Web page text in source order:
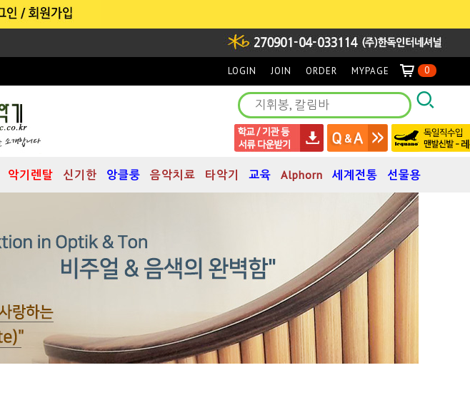
LOGIN JOIN ORDER MYPAGE 0
악기렌탈 신기한 앙클룽 음악치료 타악기 교육 Alphorn 세계전통 선물용